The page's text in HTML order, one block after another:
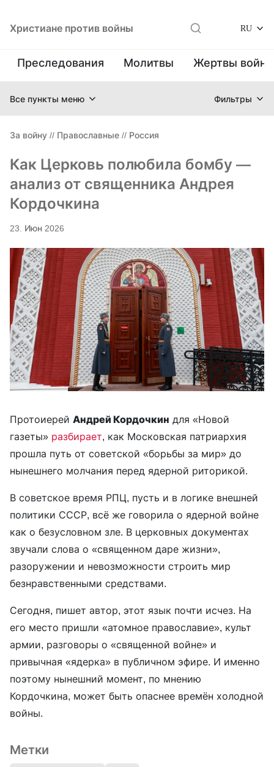
Христиане против войны RU
Преследования Молитвы Жертвы
Все пункты меню Фильтры
За войну // Православные // Россия
Как Церковь полюбила бомбу —
анализ от священника Андрея
Кордочкина
23. Июн 2026
Протоиерей Андрей Кордочкин для «Новой
газеты» разбирает, как Московская патриархия
прошла путь от советской «борьбы за мир» до
нынешнего молчания перед ядерной риторикой.
В советское время РПЦ, пусть и в логике внешней
политики СССР, всё же говорила о ядерной войне
как о безусловном зле. В церковных документах
звучали слова о «священном даре жизни»,
разоружении и невозможности строить мир
безнравственными средствами.
Сегодня, пишет автор, этот язык почти исчез. На
его место пришли «атомное православие», культ
армии, разговоры о «священной войне» и
привычная «ядерка» в публичном эфире. И именно
поэтому нынешний момент, по мнению
Кордочкина, может быть опаснее времён холодной
войны.
Метки